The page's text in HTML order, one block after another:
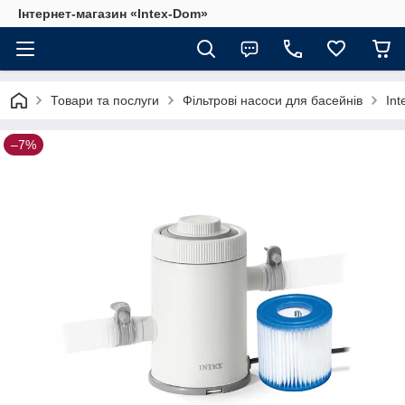
Інтернет-магазин «Intex-Dom»
Товари та послуги Фільтрові насоси для басейнів
–7%